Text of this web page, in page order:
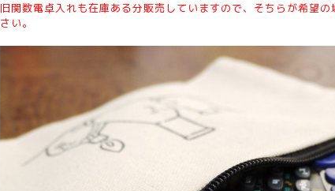
旧関数電卓入れも在庫ある分販売していますので、そちらが希望
さい。